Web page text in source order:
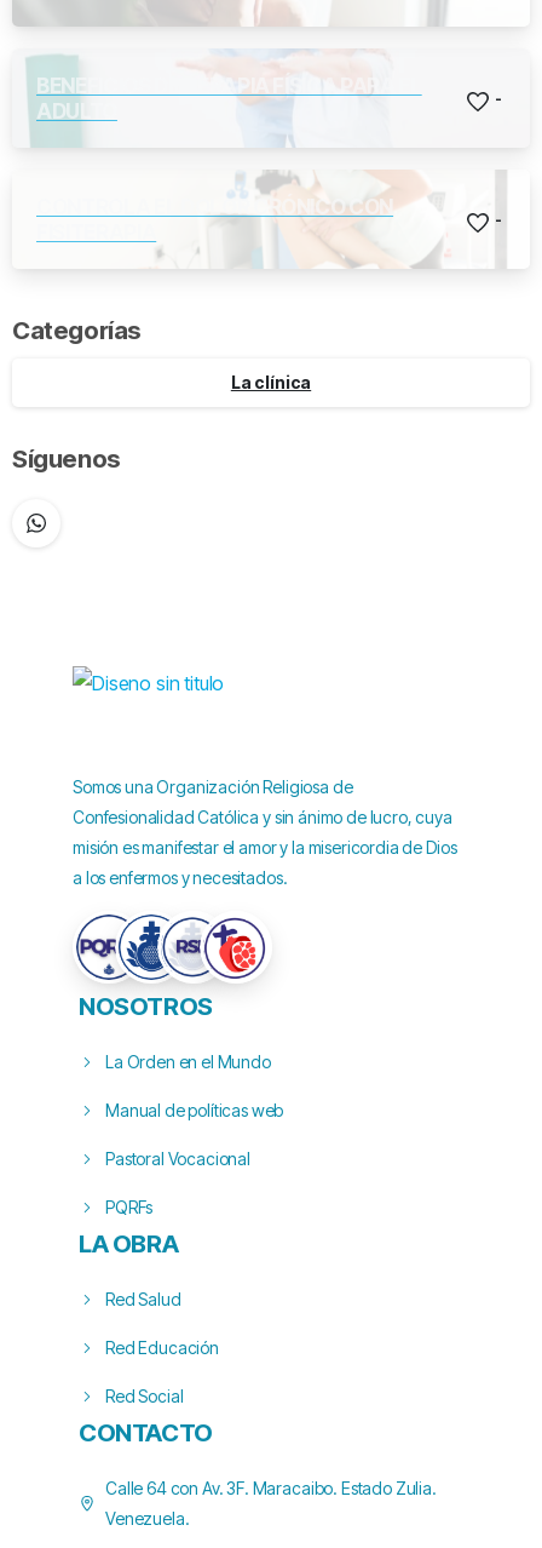
BENEFICIOS DE TERAPIA FÍSICA PARA EL
ADULTO
-
CONTROLA EL DOLOR CRÓNICO CON
-
Categorías
La clínica
Síguenos
Somos una Organización Religiosa de
Confesionalidad Católica y sin ánimo de lucro, cuya
misión es manifestar el amor y la misericordia de Dios
a los enfermos y necesitados.
NOSOTROS
La Orden en el Mundo
Manual de políticas web
Pastoral Vocacional
PQRFs
LA OBRA
Red Salud
Red Educación
Red Social
CONTACTO
Calle 64 con Av. 3F. Maracaibo. Estado Zulia.
Venezuela.